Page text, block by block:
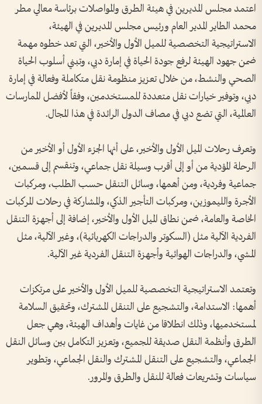
اعتمد مجلس المديرين في هيئة الطرق والمواصلات برئاسة معالي مطر
محمد الطاير المدير العام ورئيس مجلس المديرين في الهيئة،
الاستراتيجية التخصصية للميل الأول والأخير، التي تعد خطوه مهمة
ضمن جهود الهيئة لرفع جودة الحياة في إمارة دبي، وتبني أسلوب الحياة
الصحي والنشط، من خلال تعزيز منظومة نقل متكاملة وفعالة في إمارة
دبي، وتوفير خيارات نقل متعددة للمستخدمين، وفقاً لأفضل الممارسات
العالمية، التي تضع دبي في مصاف الدول الرائدة في هذا المجال.
وتعرف رحلات الميل الأول والأخير، على أنها الجزء الأول أو الأخير من
الرحلة المؤدية من أو إلى أقرب وسيلة نقل جماعي، وتنقسم إلى قسمين،
جماعية وفردية، ومن أهمها، وسائل التنقل حسب الطلب، ومركبات
الأجرة والليموزين، ومركبات التأجير الذكي، والمشاركة في رحلات المركبات
الخاصة والعامة، ضمن نطاق الميل الأول والأخير، إضافة إلى أجهزة التنقل
الفردية الآلية مثل (السكوتر والدراجات الكهربائية)، وغير الآلية، مثل
المشي، والدراجات الهوائية وأجهزة التنقل الفردية غير الآلية.
وتعتمد الاستراتيجية التخصصية للميل الأول والأخير على مرتكزات
أهمها: الاستدامة، والتشجيع على التنقل المشترك، وتحقيق السلامة
لمستخدميها، وذلك انطلاقا من غايات وأهداف الهيئة، وهي جعل
الطرق وأنظمة النقل صديقة للجميع، وتعزيز التكامل بين وسائل النقل
الجماعي، والتشجيع على التنقل المشترك والنقل الجماعي، وتطوير
سياسات وتشريعات فعالة للنقل والطرق والمرور.